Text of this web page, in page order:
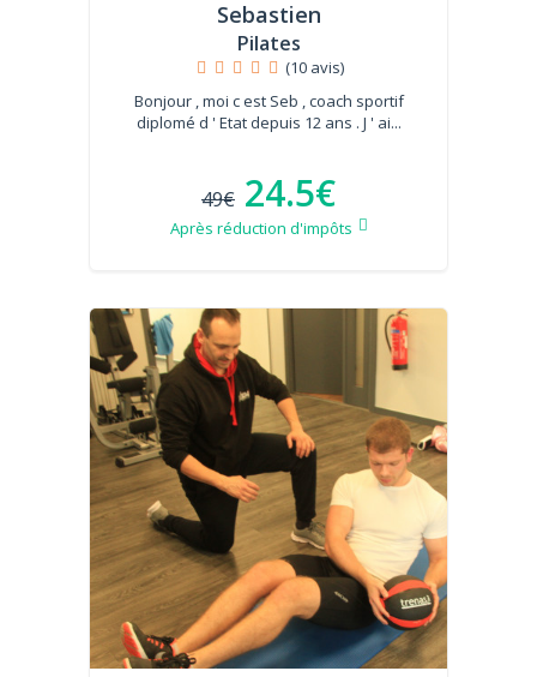
Sebastien
Pilates
(10 avis)
Bonjour , moi c est Seb , coach sportif
diplomé d ' Etat depuis 12 ans . J ' ai...
49€ 24.5€
Après réduction d'impôts